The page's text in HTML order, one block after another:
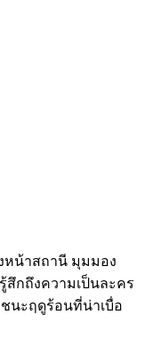
หน้าสถานี มุมมอง
สึกถึงความเป็นละคร
นะฤดูร้อนที่น่าเบื่อ